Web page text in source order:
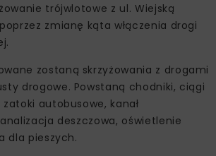
trójwlotowe z ul. Wiejską
zmianę kąta włączenia drogi
zostaną skrzyżowania z drogami
drogowe. Powstaną chodniki, ciągi
autobusowe, kanał
deszczowa, oświetlenie
dla pieszych.